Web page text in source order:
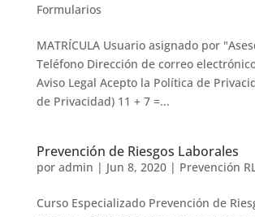
Formularios
MATRÍCULA Usuario asignado por
Teléfono Dirección de correo
Aviso Legal Acepto la Política de
de Privacidad) 11 + 7 =...
Prevención de Riesgos Laborales
por admin | Jun 8, 2020| Prevención
Curso Especializado Prevención de